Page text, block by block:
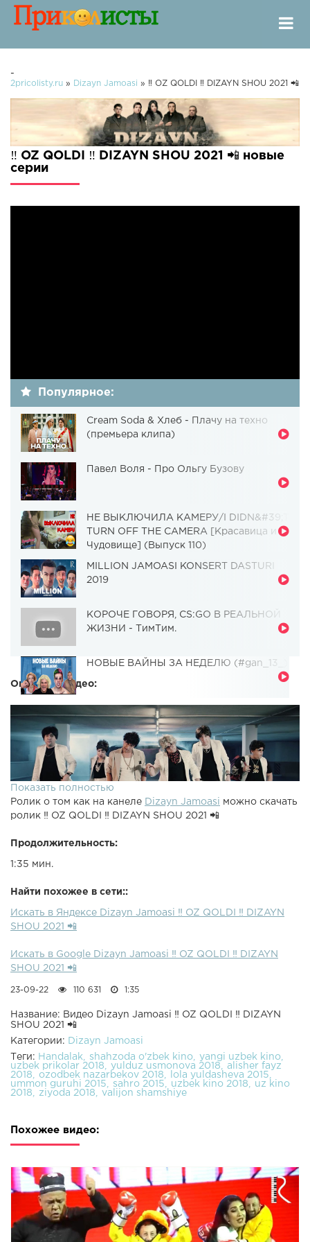
-
2pricolisty.ru » Dizayn Jamoasi » ‼️ OZ QOLDI ‼️ DIZAYN SHOU 2021 📲
‼️ OZ QOLDI ‼️ DIZAYN SHOU 2021 📲 новые
серии
Популярное:
Cream Soda & Хлеб - Плачу на техно
(премьера клипа)
Павел Воля - Про Ольгу Бузову
НЕ ВЫКЛЮЧИЛА КАМЕРУ/I DIDN&#39;T
TURN OFF THE CAMERA [Красавица и
Чудовище] (Выпуск 110)
MILLION JAMOASI KONSERT DASTURI
2019
КОРОЧЕ ГОВОРЯ, CS:GO В РЕАЛЬНОЙ
ЖИЗНИ - ТимТим.
НОВЫЕ ВАЙНЫ ЗА НЕДЕЛЮ (#gan_13_)
Описание видео:
Показать полностью
Ролик о том как на канеле
Dizayn Jamoasi можно скачать
ролик ‼️ OZ QOLDI ‼️ DIZAYN SHOU 2021 📲
Продолжительность:
1:35 мин.
Найти похожее в сети::
Искать в Яндексе Dizayn Jamoasi ‼️ OZ QOLDI ‼️ DIZAYN
SHOU 2021 📲
Искать в Google Dizayn Jamoasi ‼️ OZ QOLDI ‼️ DIZAYN
SHOU 2021 📲
23-09-22 110 631 1:35
Название: Видео Dizayn Jamoasi ‼️ OZ QOLDI ‼️ DIZAYN
SHOU 2021 📲
Категории:
Dizayn Jamoasi
Теги: Handalak shahzoda o'zbek kino
yangi uzbek kino
uzbek prikolar 2018
yulduz usmonova 2018
alisher fayz
2018
ozodbek nazarbekov 2018
lola yuldasheva 2015
ummon guruhi 2015
sahro 2015 uzbek kino 2018
uz kino
2018
ziyoda 2018 valijon shamshiye
Похожее видео: